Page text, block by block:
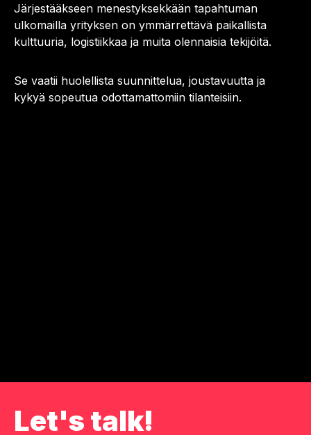
Järjestääkseen menestyksekkään tapahtuman
ulkomailla yrityksen on ymmärrettävä paikallista
kulttuuria, logistiikkaa ja muita olennaisia tekijöitä.
Se vaatii huolellista suunnittelua, joustavuutta ja
kykyä sopeutua odottamattomiin tilanteisiin.
Let's talk!